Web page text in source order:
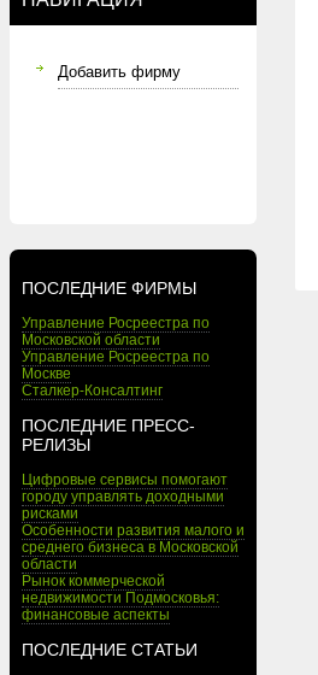
Добавить фирму
ПОСЛЕДНИЕ ФИРМЫ
Управление Росреестра по
Московской области
Управление Росреестра по
Москве
Сталкер-Консалтинг
ПОСЛЕДНИЕ ПРЕСС-
РЕЛИЗЫ
Цифровые сервисы помогают
городу управлять доходными
рисками
Особенности развития малого и
среднего бизнеса в Московской
области
Рынок коммерческой
недвижимости Подмосковья:
финансовые аспекты
ПОСЛЕДНИЕ СТАТЬИ